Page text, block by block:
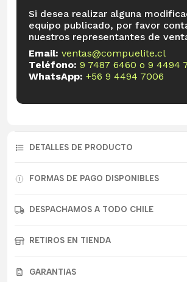
Si desea realizar alguna
equipo publicado, por favor
nuestros representantes de
Email: ventas@compuelite.cl
Teléfono: 9 7487 6460 o 9 4494
WhatsApp: +56 9 4494 7006
DETALLES DE PRODUCTO
FORMAS DE PAGO DISPONIBLES
DESPACHAMOS A TODO CHILE
RETIROS EN TIENDA
GARANTIAS